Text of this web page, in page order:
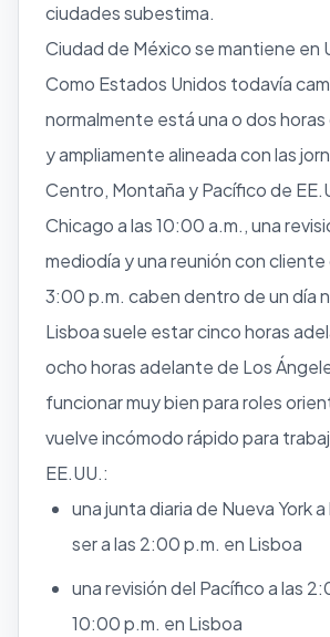
ciudades subestima.
Ciudad de México se mantiene en
Como Estados Unidos todavía
normalmente está una o dos
y ampliamente alineada con las
Centro, Montaña y Pacífico de
Chicago a las 10:00 a.m., una
mediodía y una reunión con cliente
3:00 p.m. caben dentro de un día
Lisboa suele estar cinco horas
ocho horas adelante de Los
funcionar muy bien para roles
vuelve incómodo rápido para
EE.UU.:
una junta diaria de Nueva York
ser a las 2:00 p.m. en Lisboa
una revisión del Pacífico a las
10:00 p.m. en Lisboa